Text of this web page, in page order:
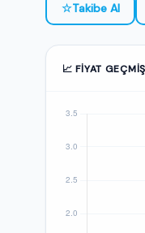
☆Takibe Al
📈 FIYAT